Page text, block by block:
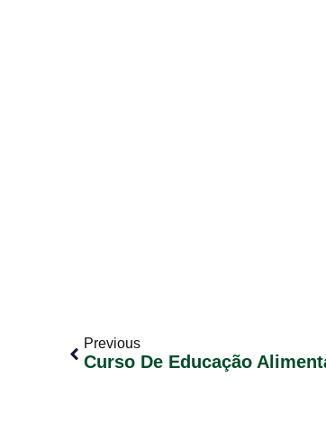
Previous
Curso De Educação